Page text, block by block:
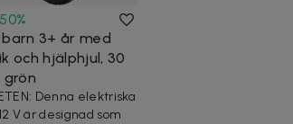
50%
3+ år med
och hjälphjul, 30
Denna elektriska
V är designad som